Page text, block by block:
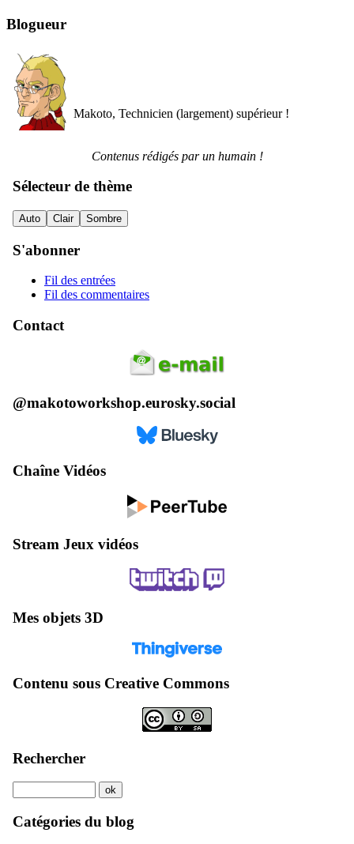
Blogueur
Makoto, Technicien (largement) supérieur !
Contenus rédigés par un humain !
Sélecteur de thème
Auto Clair Sombre
S'abonner
Fil des entrées
Fil des commentaires
Contact
@makotoworkshop.eurosky.social
Chaîne Vidéos
Stream Jeux vidéos
Mes objets 3D
Contenu sous Creative Commons
Rechercher
Catégories du blog